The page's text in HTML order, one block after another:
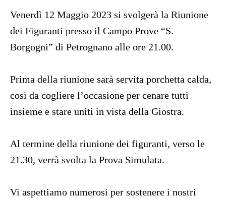
Venerdì 12 Maggio 2023 si svolgerà la Riunione
dei Figuranti presso il Campo Prove “S.
Borgogni” di Petrognano alle ore 21.00.
Prima della riunione sarà servita porchetta calda,
così da cogliere l’occasione per cenare tutti
insieme e stare uniti in vista della Giostra.
Al termine della riunione dei figuranti, verso le
21.30, verrà svolta la Prova Simulata.
Vi aspettiamo numerosi per sostenere i nostri